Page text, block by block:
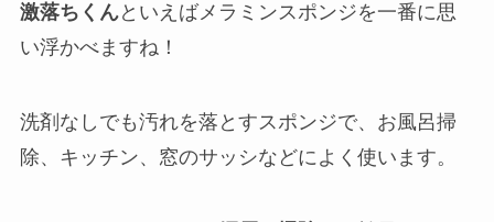
激落ちくんといえばメラミンスポンジを一番に思
い浮かべますね！
洗剤なしでも汚れを落とすスポンジで、お風呂掃
除、キッチン、窓のサッシなどによく使います。